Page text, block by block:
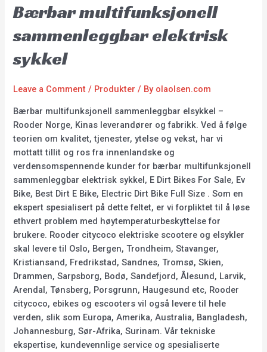
Bærbar multifunksjonell
sammenleggbar elektrisk
sykkel
Leave a Comment / Produkter / By olaolsen.com
Bærbar multifunksjonell sammenleggbar elsykkel –
Rooder Norge, Kinas leverandører og fabrikk. Ved å følge
teorien om kvalitet, tjenester, ytelse og vekst, har vi
mottatt tillit og ros fra innenlandske og
verdensomspennende kunder for bærbar multifunksjonell
sammenleggbar elektrisk sykkel, E Dirt Bikes For Sale, Ev
Bike, Best Dirt E Bike, Electric Dirt Bike Full Size . Som en
ekspert spesialisert på dette feltet, er vi forpliktet til å løse
ethvert problem med høytemperaturbeskyttelse for
brukere. Rooder citycoco elektriske scootere og elsykler
skal levere til Oslo, Bergen, Trondheim, Stavanger,
Kristiansand, Fredrikstad, Sandnes, Tromsø, Skien,
Drammen, Sarpsborg, Bodø, Sandefjord, Ålesund, Larvik,
Arendal, Tønsberg, Porsgrunn, Haugesund etc, Rooder
citycoco, ebikes og escooters vil også levere til hele
verden, slik som Europa, Amerika, Australia, Bangladesh,
Johannesburg, Sør-Afrika, Surinam. Vår tekniske
ekspertise, kundevennlige service og spesialiserte